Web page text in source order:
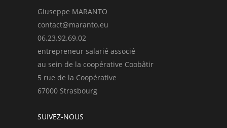
Giuseppe MARANTO
contact@maranto.eu
06.23.92.69.02
entrepreneur salarié associé
au sein de la coopérative Coobâtir
5 rue de la Coopérative
67000 Strasbourg
SUIVEZ-NOUS